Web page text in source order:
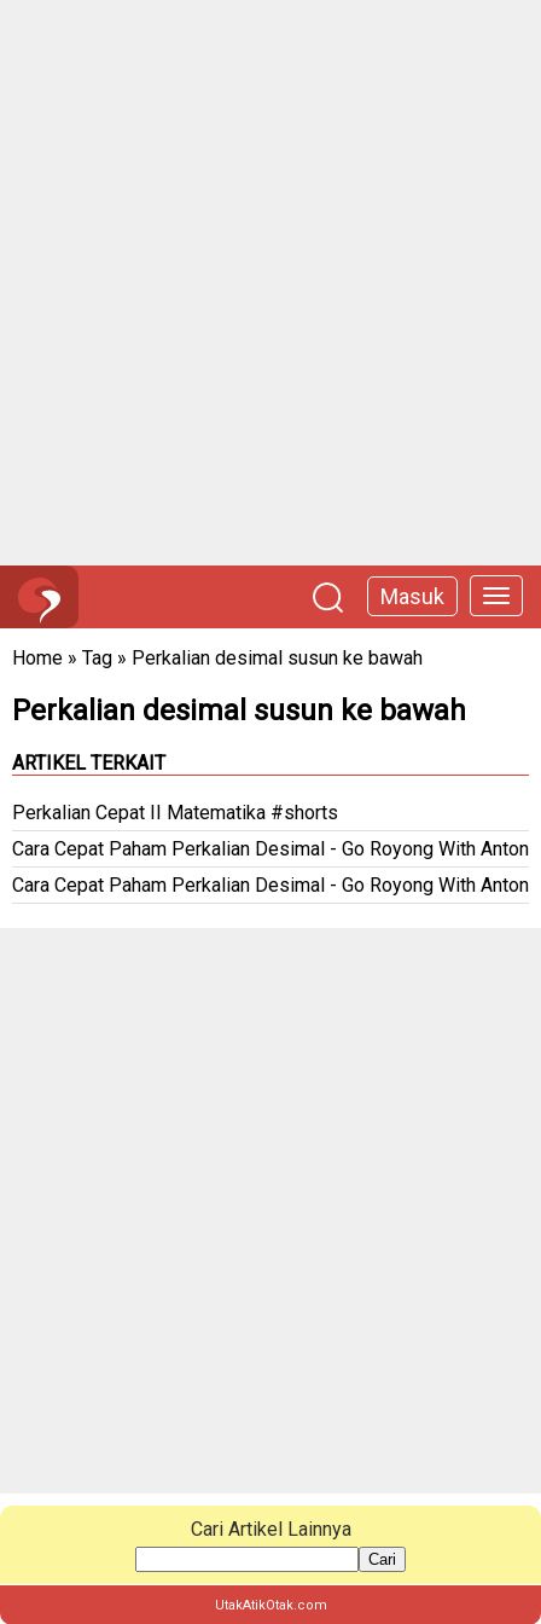
Masuk
Home » Tag » Perkalian desimal susun ke bawah
Perkalian desimal susun ke bawah
ARTIKEL TERKAIT
Perkalian Cepat II Matematika #shorts
Cara Cepat Paham Perkalian Desimal - Go Royong With Anton
Cara Cepat Paham Perkalian Desimal - Go Royong With Anton
Cari Artikel Lainnya
Cari
UtakAtikOtak.com